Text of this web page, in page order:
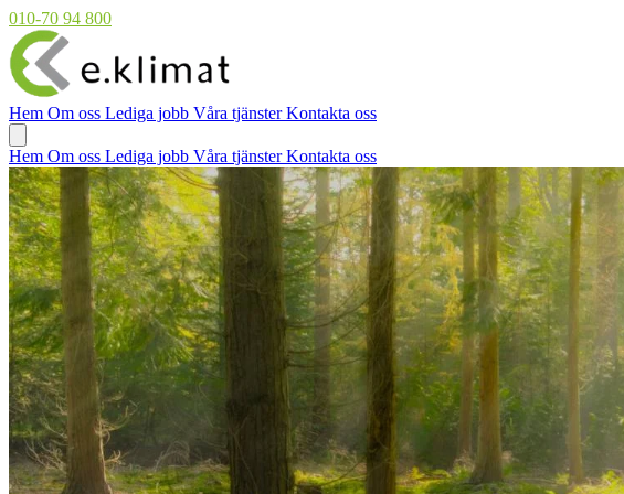
010-70 94 800
Hem Om oss Lediga jobb Våra tjänsterKontakta oss
Hem Om oss Lediga jobb Våra tjänsterKontakta oss